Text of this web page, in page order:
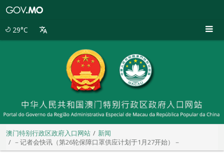
29°C
澳门特别行政区政府入口网站
新闻
－记者会快讯（第26轮保障口罩供应计划于1月27开始）－